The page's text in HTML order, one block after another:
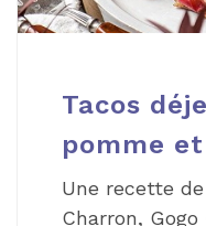
Tacos
pomme
Une recette
Charron, Gogo